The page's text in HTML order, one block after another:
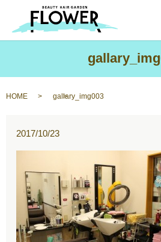
HOME gallary_img003
2017/10/23